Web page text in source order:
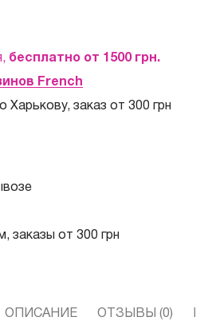
бесплатно от 1500 грн.
French
Харькову, заказ от 300 грн
заказы от 300 грн
ОПИСАНИЕ ОТЗЫВЫ (0)